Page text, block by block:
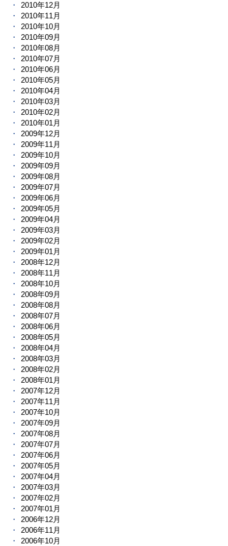
2010年12月
2010年11月
2010年10月
2010年09月
2010年08月
2010年07月
2010年06月
2010年05月
2010年04月
2010年03月
2010年02月
2010年01月
2009年12月
2009年11月
2009年10月
2009年09月
2009年08月
2009年07月
2009年06月
2009年05月
2009年04月
2009年03月
2009年02月
2009年01月
2008年12月
2008年11月
2008年10月
2008年09月
2008年08月
2008年07月
2008年06月
2008年05月
2008年04月
2008年03月
2008年02月
2008年01月
2007年12月
2007年11月
2007年10月
2007年09月
2007年08月
2007年07月
2007年06月
2007年05月
2007年04月
2007年03月
2007年02月
2007年01月
2006年12月
2006年11月
2006年10月